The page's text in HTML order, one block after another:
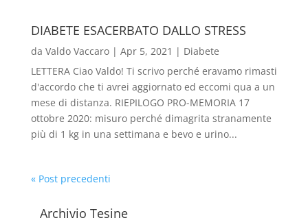
DIABETE ESACERBATO DALLO STRESS
da Valdo Vaccaro| Apr 5, 2021 | Diabete
LETTERA Ciao Valdo! Ti scrivo perché eravamo rimasti
d'accordo che ti avrei aggiornato ed eccomi qua a un
mese di distanza. RIEPILOGO PRO-MEMORIA 17
ottobre 2020: misuro perché dimagrita stranamente
più di 1 kg in una settimana e bevo e urino...
« Post precedenti
Archivio Tesine